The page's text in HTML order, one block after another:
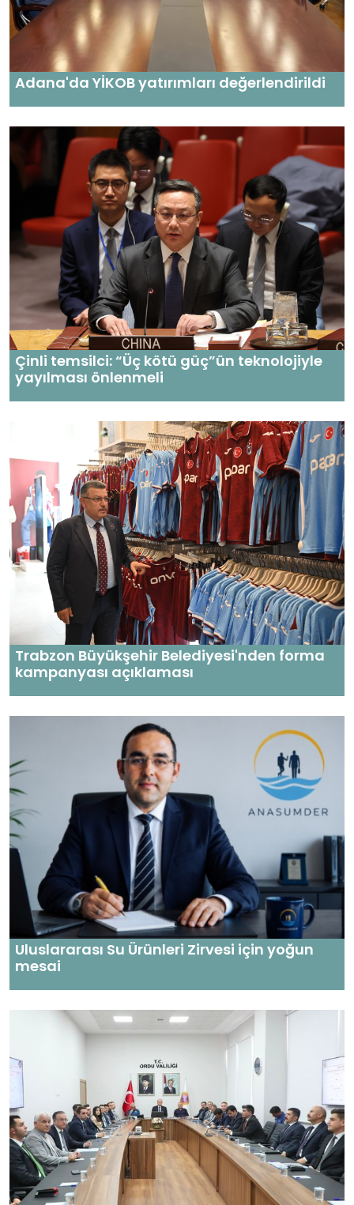
Adana'da YİKOB yatırımları değerlendirildi
Çinli temsilci: “Üç kötü güç”ün teknolojiyle
yayılması önlenmeli
Trabzon Büyükşehir Belediyesi'nden forma
kampanyası açıklaması
Uluslararası Su Ürünleri Zirvesi için yoğun
mesai